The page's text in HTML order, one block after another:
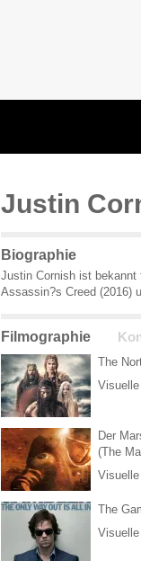
Justin
Biographie
Justin Cornish ist bekannt
Assassin?s Creed (2016)
Filmographie
The
Der
(The
The